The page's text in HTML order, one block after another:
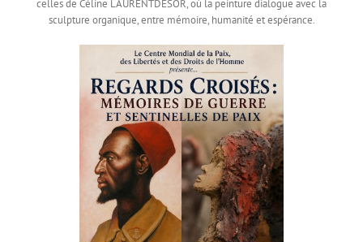
celles de Céline LAURENTDESOR, où la peinture dialogue avec la
sculpture organique, entre mémoire, humanité et espérance.